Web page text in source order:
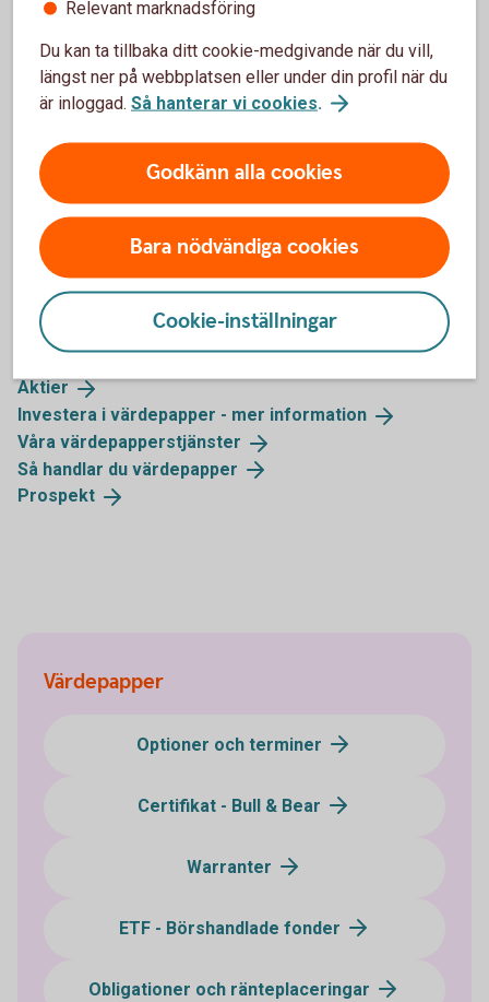
handlas i procent av sitt ursprungliga värde. Det
finns flera olika typer och du får avkastningen i form
av ränta.
Obligationer och
Mer information
Aktier
Investera i värdepapper - mer information
Våra värdepapperstjänster
Så handlar du värdepapper
Prospekt
Värdepapper
Optioner och terminer
Certifikat - Bull & Bear
Warranter
ETF - Börshandlade fonder
Obligationer och ränteplaceringar
Relevant marknadsföring
Du kan ta tillbaka ditt cookie-medgivande när du vill,
längst ner på webbplatsen eller under din profil när du
är inloggad. Så hanterar vi cookies.
Godkänn alla cookies
Bara nödvändiga cookies
Cookie-inställningar